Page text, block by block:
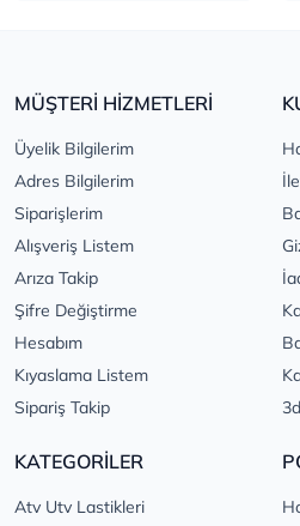
MÜŞTERİ HİZMETLERİ
Üyelik Bilgilerim
Adres Bilgilerim
Siparişlerim
Alışveriş Listem
Arıza Takip
Şifre Değiştirme
Hesabım
Kıyaslama Listem
Sipariş Takip
KATEGORİLER
Atv Utv Lastikleri